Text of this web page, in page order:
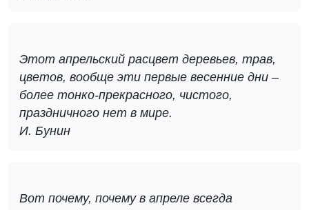
Этот апрельский расцвет деревьев, трав,
цветов, вообще эти первые весенние дни –
более тонко-прекрасного, чистого,
праздничного нет в мире.
И. Бунин
Вот почему, почему в апреле всегда